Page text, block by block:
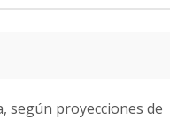
según proyecciones de